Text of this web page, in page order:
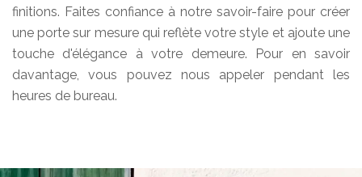
finitions. Faites confiance à notre savoir-faire pour créer
une porte sur mesure qui reflète votre style et ajoute une
touche d'élégance à votre demeure. Pour en savoir
davantage, vous pouvez nous appeler pendant les
heures de bureau.